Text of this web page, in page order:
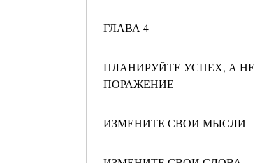
ГЛАВА 4
ПЛАНИРУЙТЕ УСПЕХ, А НЕ
ПОРАЖЕНИЕ
ИЗМЕНИТЕ СВОИ МЫСЛИ